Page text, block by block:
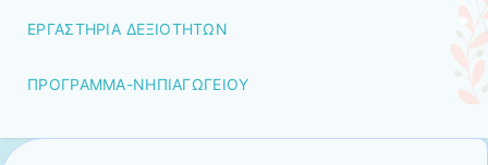
ΕΡΓΑΣΤΗΡΙΑ ΔΕΞΙΟΤΗΤΩΝ
ΠΡΟΓΡΑΜΜΑ-ΝΗΠΙΑΓΩΓΕΙΟΥ